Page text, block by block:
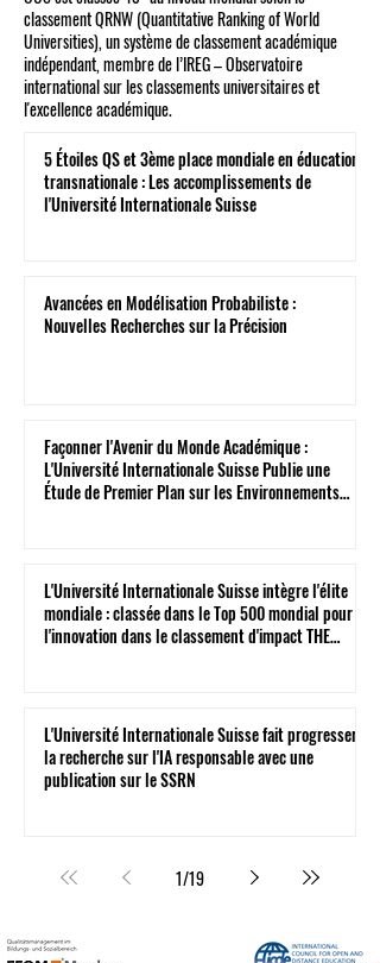
classement QRNW (Quantitative Ranking of World
Universities), un système de classement académique
indépendant, membre de l’IREG – Observatoire
international sur les classements universitaires et
l'excellence académique.
5 Étoiles QS et 3ème place mondiale en éducation
transnationale : Les accomplissements de
l'Université Internationale Suisse
Avancées en Modélisation Probabiliste :
Nouvelles Recherches sur la Précision
Façonner l'Avenir du Monde Académique :
L'Université Internationale Suisse Publie une
Étude de Premier Plan sur les Environnements
L'Université Internationale Suisse intègre l'élite
mondiale : classée dans le Top 500 mondial pour
l'innovation dans le classement d'impact THE
L'Université Internationale Suisse fait progresser
la recherche sur l'IA responsable avec une
publication sur le SSRN
1/19